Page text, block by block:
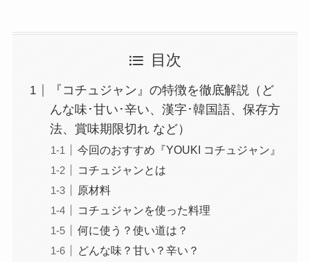
目次
『コチュジャン』の特徴を徹底解説（ど
んな味･甘い･辛い、漢字･韓国語、保存方
法、賞味期限切れ など）
今回のおすすめ『YOUKI コチュジャン』
コチュジャンとは
原材料
コチュジャンを使った料理
何に使う？使い道は？
どんな味？甘い？辛い？